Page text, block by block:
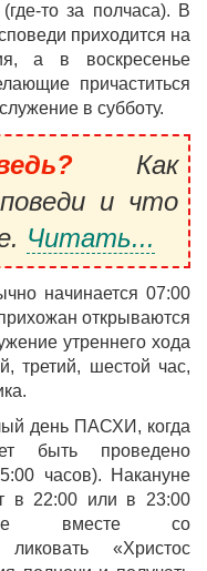
то за полчаса). В
приходится на
а в воскресенье
причаститься
в субботу.
Как
и что
Читать...
начинается 07:00
открываются
утреннего хода
третий, шестой час,
день ПАСХИ, когда
быть проведено
часов). Накануне
в 22:00 или в 23:00
вместе со
«Христос